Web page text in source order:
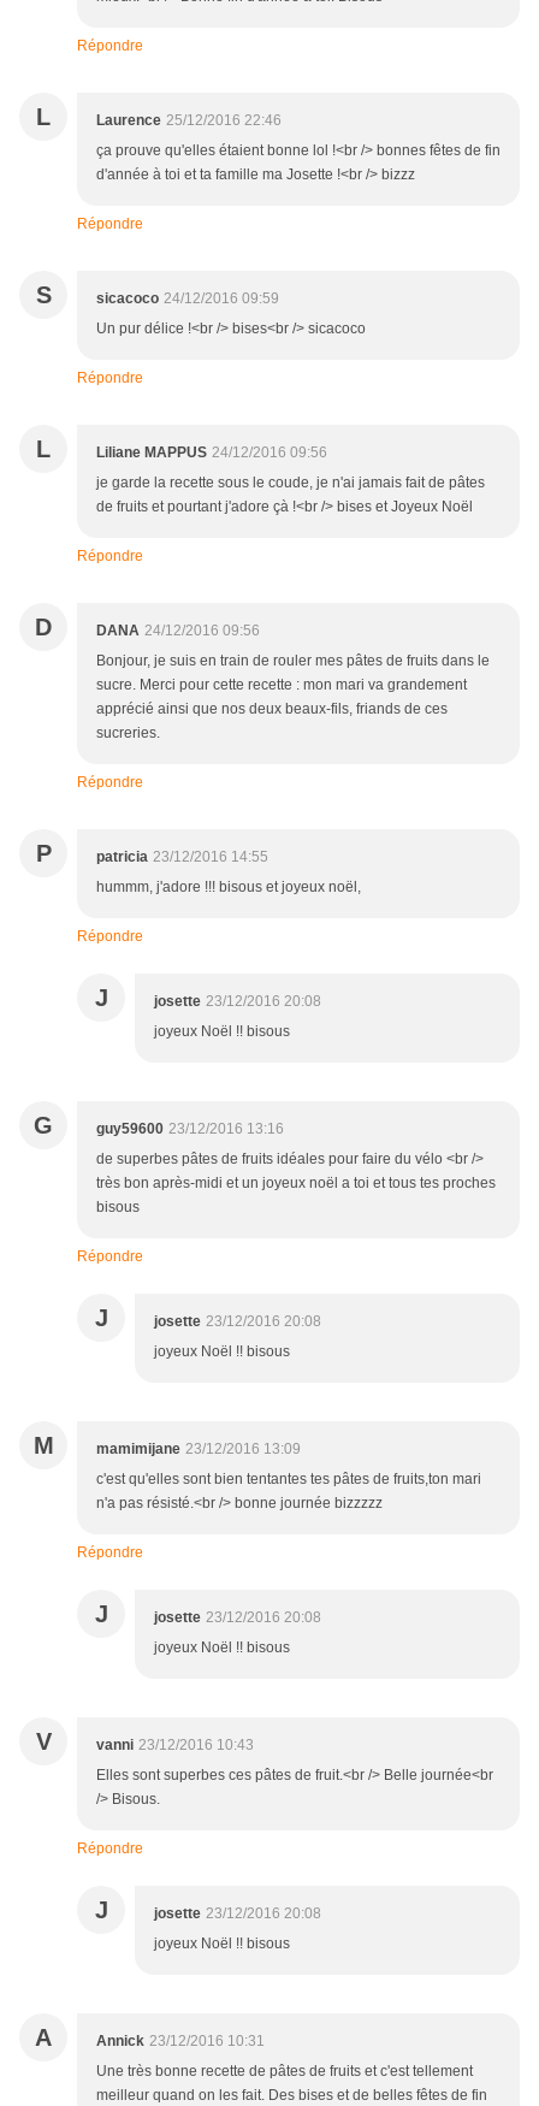
Répondre
L Laurence 25/12/2016 22:46
ça prouve qu'elles étaient bonne lol !<br /> bonnes fêtes de fin
d'année à toi et ta famille ma Josette !<br /> bizzz
Répondre
S sicacoco 24/12/2016 09:59
Un pur délice !<br /> bises<br /> sicacoco
Répondre
L Liliane MAPPUS 24/12/2016 09:56
je garde la recette sous le coude, je n'ai jamais fait de pâtes
de fruits et pourtant j'adore çà !<br /> bises et Joyeux Noël
Répondre
D DANA 24/12/2016 09:56
Bonjour, je suis en train de rouler mes pâtes de fruits dans le
sucre. Merci pour cette recette : mon mari va grandement
apprécié ainsi que nos deux beaux-fils, friands de ces
sucreries.
Répondre
P patricia 23/12/2016 14:55
hummm, j'adore !!! bisous et joyeux noël,
Répondre
J josette 23/12/2016 20:08
joyeux Noël !! bisous
G guy59600 23/12/2016 13:16
de superbes pâtes de fruits idéales pour faire du vélo <br />
très bon après-midi et un joyeux noël a toi et tous tes proches
bisous
Répondre
J josette 23/12/2016 20:08
joyeux Noël !! bisous
M mamimijane 23/12/2016 13:09
c'est qu'elles sont bien tentantes tes pâtes de fruits,ton mari
n'a pas résisté.<br /> bonne journée bizzzzz
Répondre
J josette 23/12/2016 20:08
joyeux Noël !! bisous
V vanni 23/12/2016 10:43
Elles sont superbes ces pâtes de fruit.<br /> Belle journée<br
/> Bisous.
Répondre
J josette 23/12/2016 20:08
joyeux Noël !! bisous
A Annick 23/12/2016 10:31
Une très bonne recette de pâtes de fruits et c'est tellement
meilleur quand on les fait. Des bises et de belles fêtes de fin